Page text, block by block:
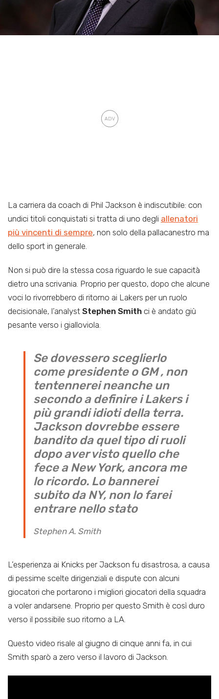
La carriera da coach di Phil Jackson è indiscutibile: con
undici titoli conquistati si tratta di uno degli allenatori
più vincenti di sempre, non solo della pallacanestro ma
dello sport in generale.
Non si può dire la stessa cosa riguardo le sue capacità
dietro una scrivania. Proprio per questo, dopo che alcune
voci lo rivorrebbero di ritorno ai Lakers per un ruolo
decisionale, l’analyst Stephen Smith ci è andato giù
pesante verso i gialloviola.
Se dovessero sceglierlo
come presidente o GM , non
tentennerei neanche un
secondo a definire i Lakers i
più grandi idioti della terra.
Jackson dovrebbe essere
bandito da quel tipo di ruoli
dopo aver visto quello che
fece a New York, ancora me
lo ricordo. Lo bannerei
subito da NY, non lo farei
entrare nello stato
Stephen A. Smith
L’esperienza ai Knicks per Jackson fu disastrosa, a causa
di pessime scelte dirigenziali e dispute con alcuni
giocatori che portarono i migliori giocatori della squadra
a voler andarsene. Proprio per questo Smith è così duro
verso il possibile suo ritorno a LA.
Questo video risale al giugno di cinque anni fa, in cui
Smith sparò a zero verso il lavoro di Jackson.